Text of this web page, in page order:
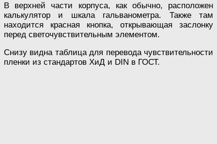
В верхней части корпуса, как обычно, расположен
калькулятор и шкала гальванометра. Также там
находится красная кнопка, открывающая заслонку
перед светочувствительным элементом.
Снизу видна таблица для перевода чувствительности
пленки из стандартов ХиД и DIN в ГОСТ.